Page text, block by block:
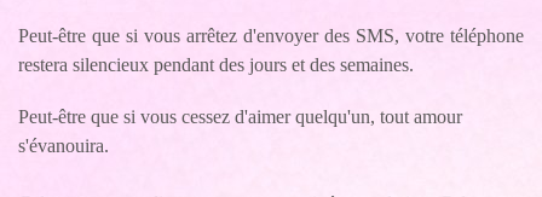
Peut-être que si vous arrêtez d'envoyer des SMS, votre téléphone
restera silencieux pendant des jours et des semaines.
Peut-être que si vous cessez d'aimer quelqu'un, tout amour
s'évanouira.